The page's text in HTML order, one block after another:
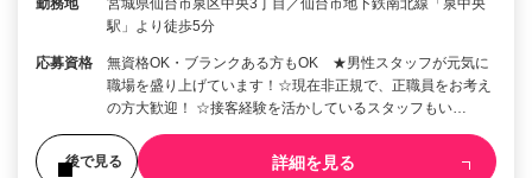
勤務地
宮城県仙台市泉区中央3丁目／仙台市地下鉄南北線「泉中央
駅」より徒歩5分
応募資格
無資格OK・ブランクある方もOK ★男性スタッフが元気に
職場を盛り上げています！☆現在非正規で、正職員をお考え
の方大歓迎！ ☆接客経験を活かしているスタッフもい…
後で見る 詳細を見る